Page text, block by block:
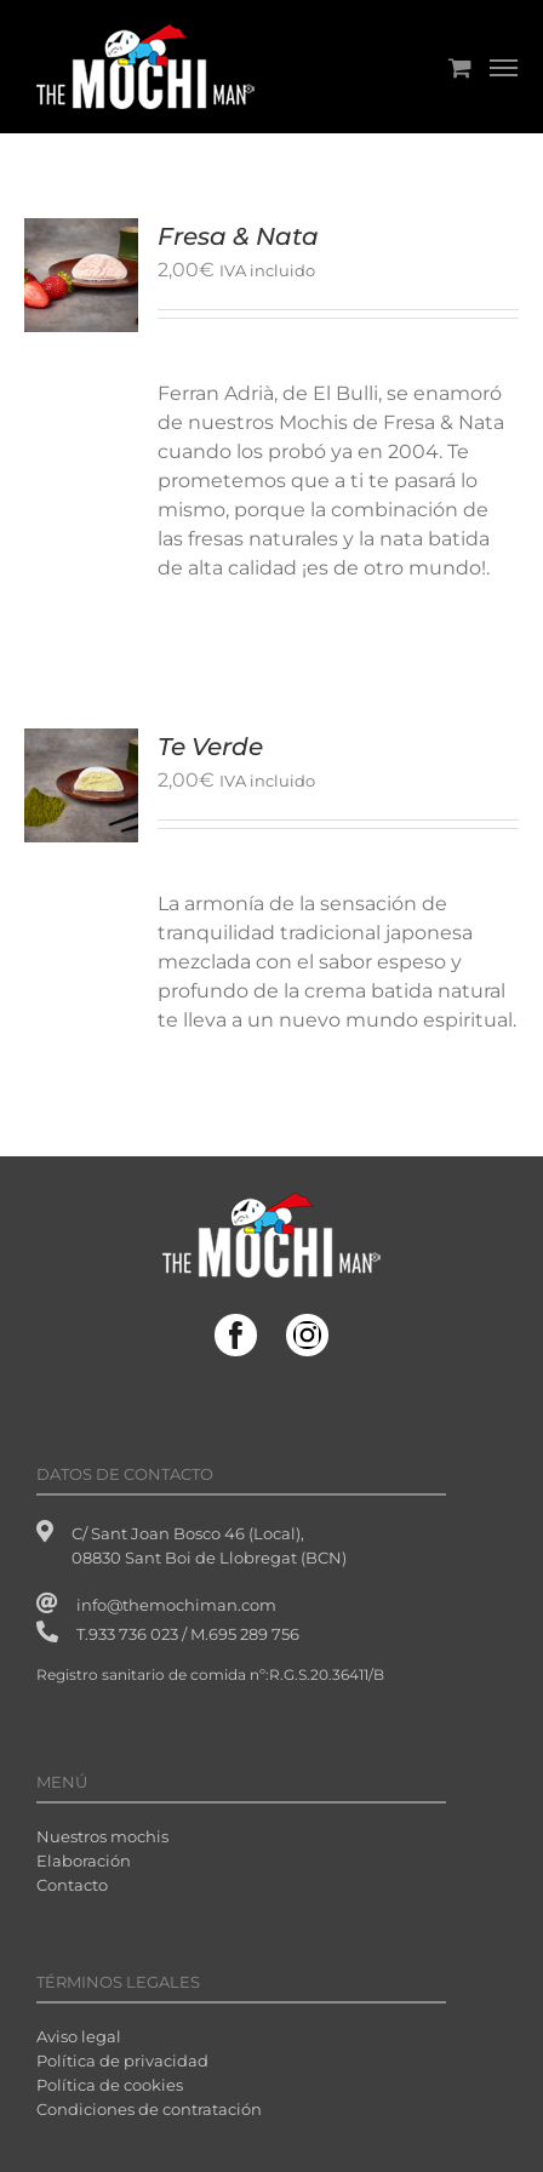
contenido
AÑADIR
AL
CARRITO
Fresa & Nata
2,00€ IVA incluido
Ferran Adrià, de El Bulli, se enamoró
de nuestros Mochis de Fresa & Nata
cuando los probó ya en 2004. Te
prometemos que a ti te pasará lo
mismo, porque la combinación de
las fresas naturales y la nata batida
de alta calidad ¡es de otro mundo!.
AÑADIR
AL
Te Verde
2,00€ IVA incluido
La armonía de la sensación de
tranquilidad tradicional japonesa
mezclada con el sabor espeso y
profundo de la crema batida natural
te lleva a un nuevo mundo espiritual.
DATOS DE CONTACTO
C/ Sant Joan Bosco 46 (Local),
08830 Sant Boi de Llobregat (BCN)
info@themochiman.com
T.933 736 023 / M.695 289 756
Registro sanitario de comida nº:R.G.S.20.36411/B
MENÚ
Nuestros mochis
Elaboración
Contacto
TÉRMINOS LEGALES
Aviso legal
Política de privacidad
Política de cookies
Condiciones de contratación